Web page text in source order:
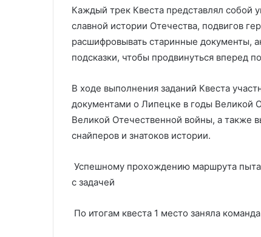
Каждый трек Квеста представлял собой
славной истории Отечества, подвигов
расшифровывать старинные документы,
подсказки, чтобы продвинуться вперед
В ходе выполнения заданий Квеста
документами о Липецке в годы Великой
Великой Отечественной войны, а также
снайперов и знатоков истории.
Успешному прохождению маршрута
с задачей
По итогам квеста 1 место заняла